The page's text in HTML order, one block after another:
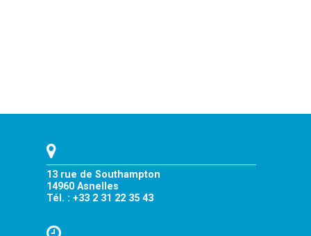
13 rue de Southampton
14960 Asnelles
Tél. : +33 2 31 22 35 43